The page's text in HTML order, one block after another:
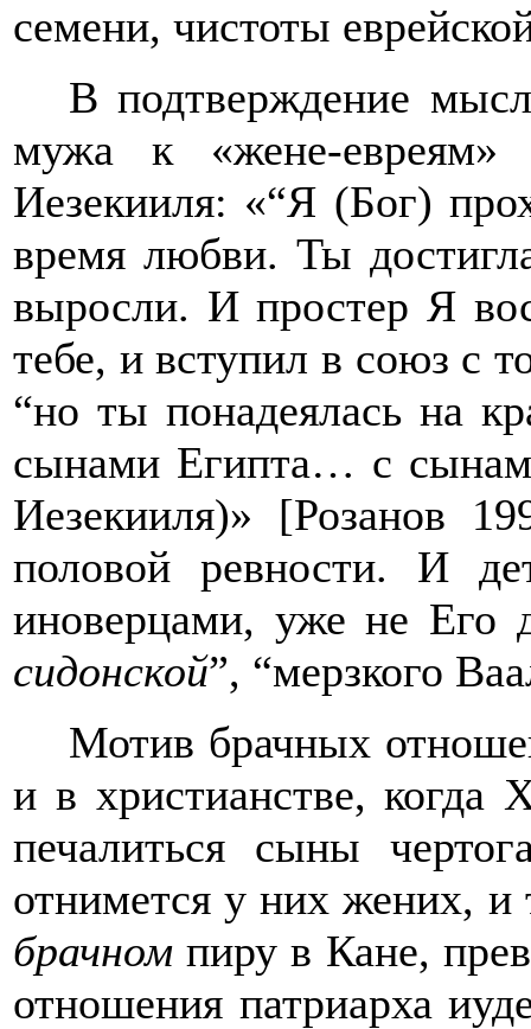
семени, чистоты
В подтверждение
мужа к «жене-евреям»
Иезекииля: «“Я (Бог)
время любви. Ты
выросли. И простер Я
тебе, и вступил в союз с
“но ты понадеялась на
сынами Египта… с
Иезекииля)» [Розанов
половой ревности. И
иноверцами, уже не Его
сидонской”, “мерзкого
Мотив брачных
и в христианстве, когда
печалиться сыны
отнимется у них жених, и
брачномпиру в Кане,
отношения патриарха